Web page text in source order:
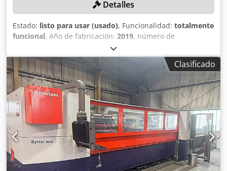
Detalles
Estado: listo para usar (usado), Funcionalidad: totalmente
funcional, Año de fabricación: 2019, número de
10089060/30042621
5.300 mm, ancho total:2.100 mm, altura total:2.300 mm,
año de la última revisión:2024
, ¡Sin precio mínimo! ¡Venta
garantizada al mejor postor! ¡La máquina fue revisada por
última vez en 2024! DATOS TÉCNICOS Área de carga de
material: 4.000 mm x 2.000 mm DETALLES DE LA MÁQUINA
Crsdjy Nkzqspfx Ac Tof Dimensiones (L x A x H): 5.300 x
2.100 x 2.300 mm EQUIPAMIENTO Historial de servicio e
inspección desde 2019
Clasificado